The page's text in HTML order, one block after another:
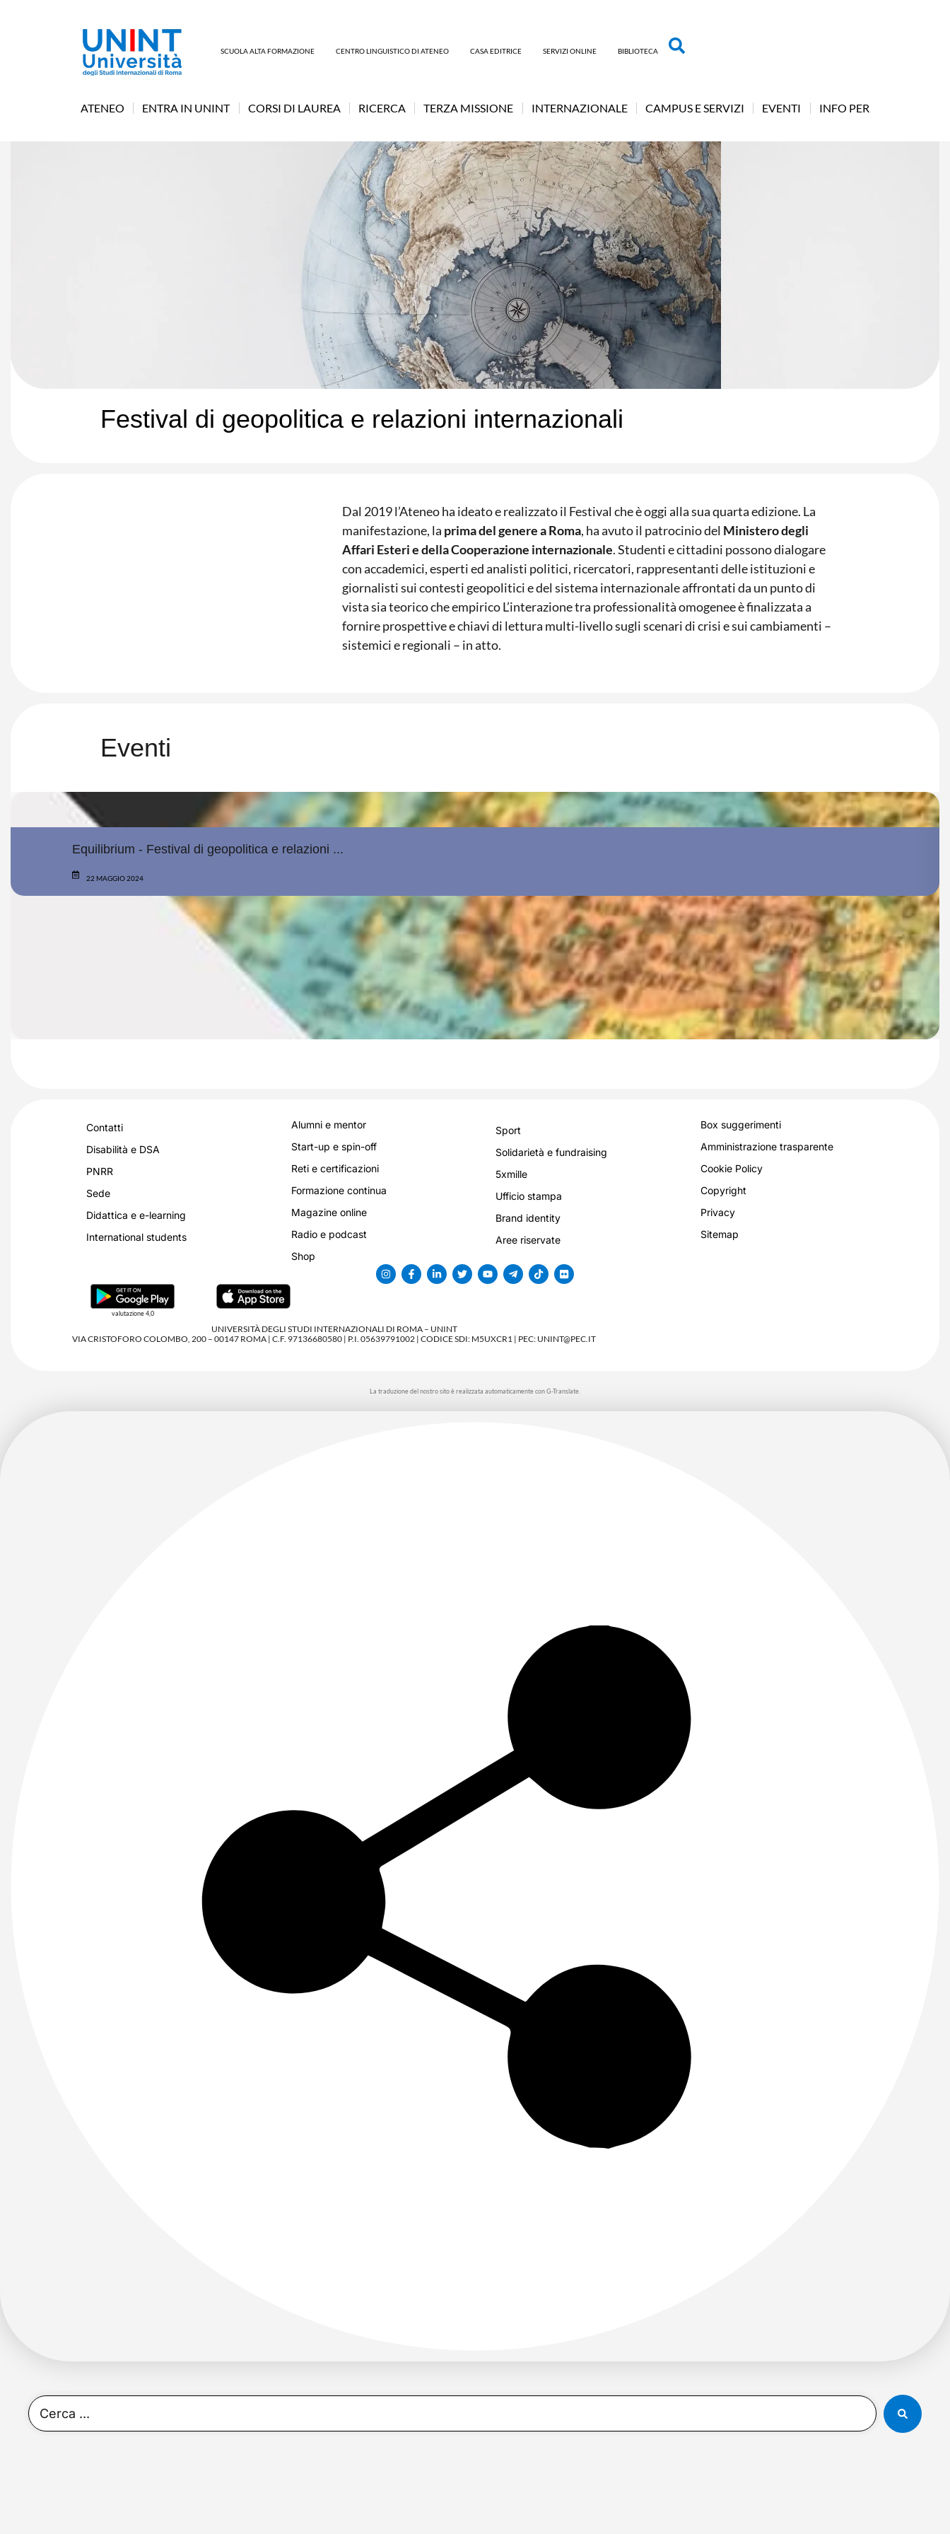
SCUOLA ALTA FORMAZIONE CENTRO LINGUISTICO DI ATENEO CASA EDITRICE SERVIZI ONLINE BIBLIOTECA
ATENEO ENTRA IN UNINT CORSI DI LAUREA RICERCA TERZA MISSIONE INTERNAZIONALE CAMPUS E SERVIZI EVENTI INFO PER
Festival di geopolitica e relazioni internazionali
Dal 2019 l’Ateneo ha ideato e realizzato il Festival che è oggi alla sua quarta edizione. La
manifestazione, la prima del genere a Roma, ha avuto il patrocinio del Ministero degli
Affari Esteri e della Cooperazione internazionale. Studenti e cittadini possono dialogare
con accademici, esperti ed analisti politici, ricercatori, rappresentanti delle istituzioni e
giornalisti sui contesti geopolitici e del sistema internazionale affrontati da un punto di
vista sia teorico che empirico L’interazione tra professionalità omogenee è finalizzata a
fornire prospettive e chiavi di lettura multi-livello sugli scenari di crisi e sui cambiamenti –
sistemici e regionali – in atto.
Eventi
Equilibrium - Festival di geopolitica e relazioni ...
22 MAGGIO 2024
Contatti
Disabilità e DSA
PNRR
Sede
Didattica e e-learning
International students
Alumni e mentor
Start-up e spin-off
Reti e certificazioni
Formazione continua
Magazine online
Radio e podcast
Shop
Sport
Solidarietà e fundraising
5xmille
Ufficio stampa
Brand identity
Aree riservate
Box suggerimenti
Amministrazione trasparente
Cookie Policy
Copyright
Privacy
Sitemap
valutazione 4,0
UNIVERSITÀ DEGLI STUDI INTERNAZIONALI DI ROMA – UNINT
VIA CRISTOFORO COLOMBO, 200 – 00147 ROMA | C.F. 97136680580 | P.I. 05639791002 | CODICE SDI: M5UXCR1 | PEC: UNINT@PEC.IT
La traduzione del nostro sito è realizzata automaticamente con G-Translate.